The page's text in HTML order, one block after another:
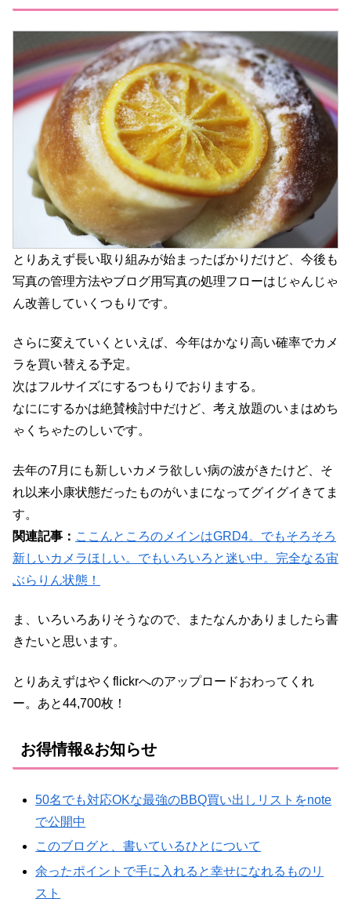
とりあえず長い取り組みが始まったばかりだけど、今後も
写真の管理方法やブログ用写真の処理フローはじゃんじゃ
ん改善していくつもりです。
さらに変えていくといえば、今年はかなり高い確率でカメ
ラを買い替える予定。
次はフルサイズにするつもりでおりまする。
なににするかは絶賛検討中だけど、考え放題のいまはめち
ゃくちゃたのしいです。
去年の7月にも新しいカメラ欲しい病の波がきたけど、そ
れ以来小康状態だったものがいまになってグイグイきてま
す。
関連記事： ここんところのメインはGRD4。でもそろそろ
新しいカメラほしい。でもいろいろと迷い中。完全なる宙
ぶらりん状態！
ま、いろいろありそうなので、またなんかありましたら書
きたいと思います。
とりあえずはやくflickrへのアップロードおわってくれ
ー。あと44,700枚！
お得情報&お知らせ
50名でも対応OKな最強のBBQ買い出しリストをnote
で公開中
このブログと、書いているひとについて
余ったポイントで手に入れると幸せになれるものリ
スト